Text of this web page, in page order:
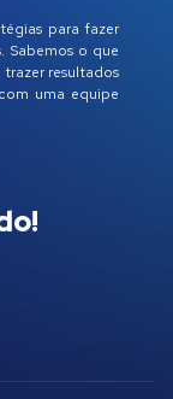
para fazer
Sabemos o que
resultados
uma equipe